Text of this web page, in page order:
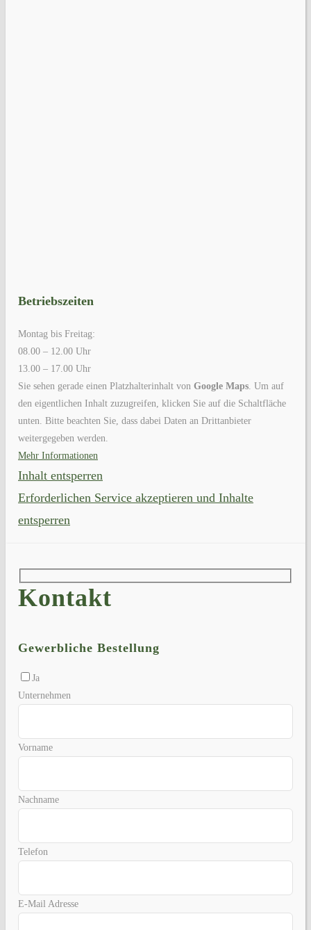
Betriebszeiten
Montag bis Freitag:
08.00 – 12.00 Uhr
13.00 – 17.00 Uhr
Sie sehen gerade einen Platzhalterinhalt von Google Maps . Um auf
den eigentlichen Inhalt zuzugreifen, klicken Sie auf die Schaltfläche
unten. Bitte beachten Sie, dass dabei Daten an Drittanbieter
weitergegeben werden.
Mehr Informationen
Inhalt entsperren
Erforderlichen Service akzeptieren und Inhalte
entsperren
Kontakt
Gewerbliche Bestellung
Ja
Unternehmen
Vorname
Nachname
Telefon
E-Mail Adresse